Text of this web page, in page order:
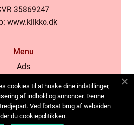
www.klikko.dk
Menu
Ads
Cookies
Contact
Sitemap
cookies til at huske dine indstillinger,
af indhold og annoncer. Denne
Ved fortsat brug af websiden
du cookiepolitikken.